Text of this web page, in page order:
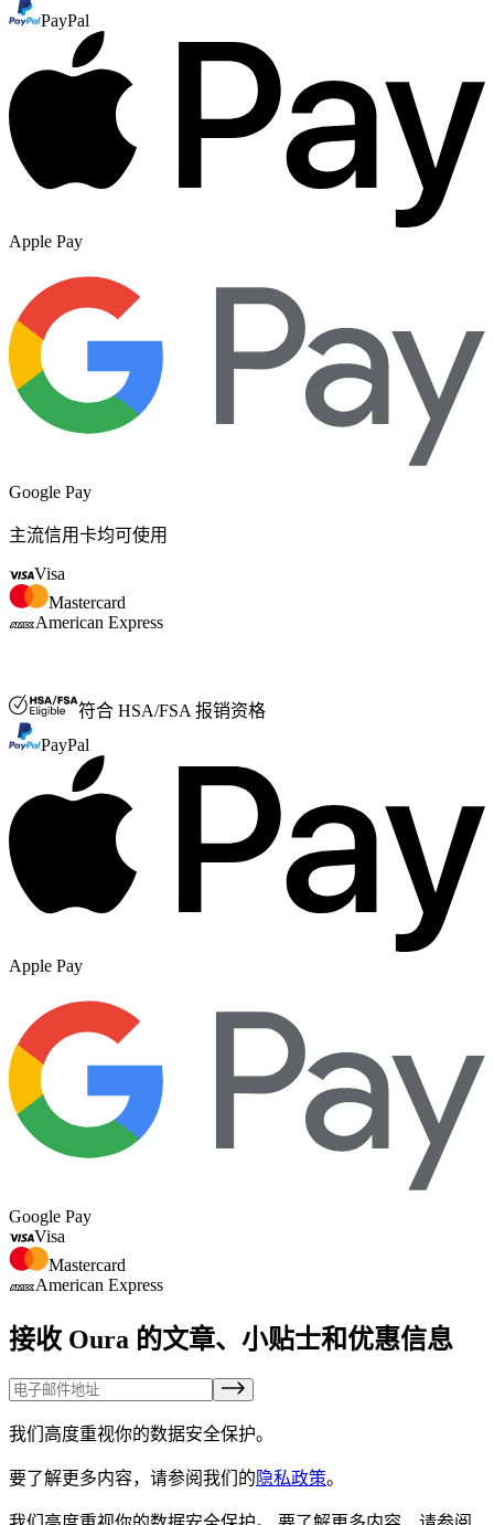
PayPal
Apple Pay
Google Pay
主流信用卡均可使用
Visa
Mastercard
American Express
符合 HSA/FSA 报销资格
PayPal
Apple Pay
Google Pay
Visa
Mastercard
American Express
接收 Oura 的文章、小贴士和优惠信息
我们高度重视你的数据安全保护。
要了解更多内容，请参阅我们的 隐私政策。